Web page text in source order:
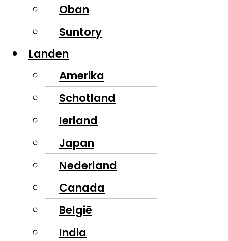
Oban
Suntory
Landen
Amerika
Schotland
Ierland
Japan
Nederland
Canada
België
India